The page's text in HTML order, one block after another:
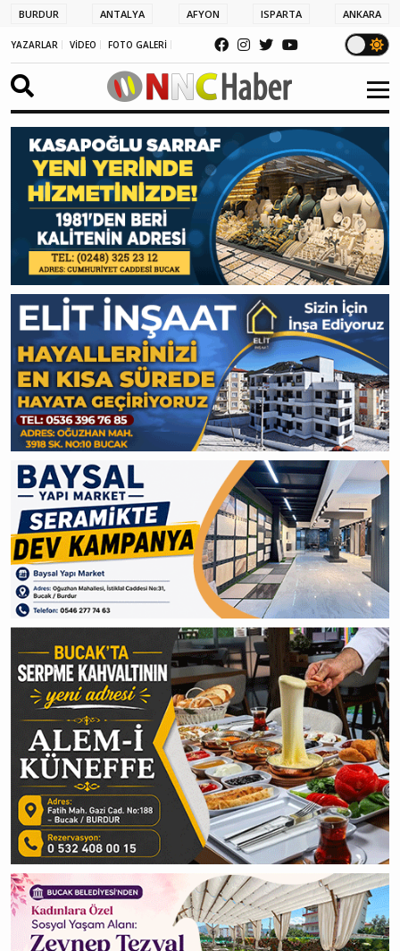
BURDUR ANTALYA AFYON ISPARTA ANKARA
YAZARLAR VİDEO FOTO GALERİ